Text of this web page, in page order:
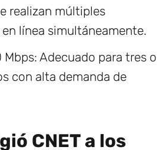
realizan múltiples
línea simultáneamente.
Mbps: Adecuado para tres o
con alta demanda de
CNET a los